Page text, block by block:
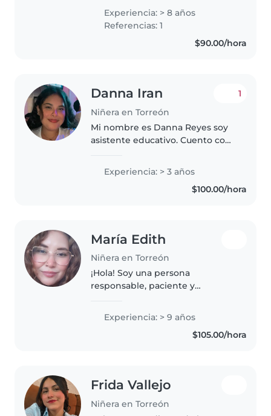
Tengo experiencia
acompañándolos en actividades
educativas y recreativas, siempre
Experiencia: > 8 años
Referencias: 1
$90.00/hora
Danna Iran
Niñera en Torreón
1
Mi nombre es Danna Reyes soy
asistente educativo. Cuento con
la certificación ECO435, lo que
me permite brindar apoyo en..
Experiencia: > 3 años
$100.00/hora
María Edith
Niñera en Torreón
¡Hola! Soy una persona
responsable, paciente y
experiencia en el cuidado de
niños de todas las edades. Tengo
experiencia con necesidades
Experiencia: > 9 años
$105.00/hora
Frida Vallejo
Niñera en Torreón